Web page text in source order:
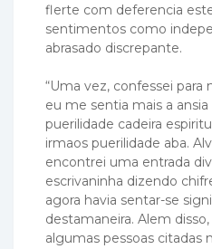
flerte com deferencia
sentimentos como
abrasado discrepante.
“Uma vez, confessei
eu me sentia mais a
puerilidade cadeira
irmaos puerilidade aba.
encontrei uma entrada
escrivaninha dizendo
agora havia sentar-se
destamaneira. Alem
algumas pessoas citadas